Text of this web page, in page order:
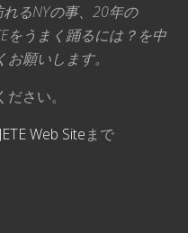
るNYの事、20年の
をうまく踊るには？を中
願いします。
さい。
Web Siteまで